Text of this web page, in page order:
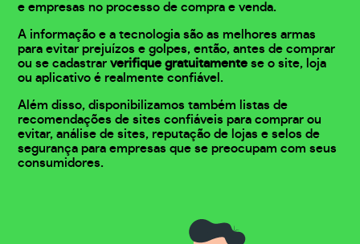
e empresas no processo de compra e venda.
A informação e a tecnologia são as melhores armas
para evitar prejuízos e golpes, então, antes de comprar
ou se cadastrarverifique gratuitamente se o site, loja
ou aplicativo é realmente confiável.
Além disso, disponibilizamos também listas de
recomendações de sites confiáveis para comprar ou
evitar, análise de sites, reputação de lojas e selos de
segurança para empresas que se preocupam com seus
consumidores.